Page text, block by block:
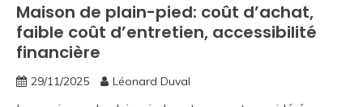
Maison de plain-pied: coût d’achat,
faible coût d’entretien, accessibilité
financière
29/11/2025 Léonard Duval